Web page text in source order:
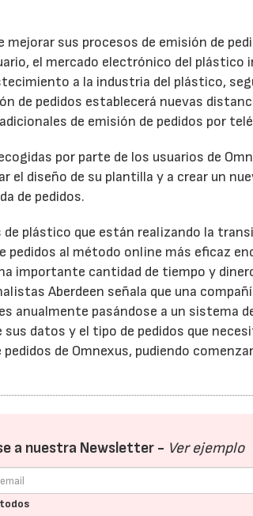
mejorar sus procesos de emisión de
el mercado electrónico del plástico
a la industria del plástico,
de pedidos establecerá nuevas
de emisión de pedidos por
por parte de los usuarios de
el diseño de su plantilla y a crear un
de pedidos.
de plástico que están realizando la
pedidos al método online más eficaz
importante cantidad de tiempo y
Aberdeen señala que una
anualmente pasándose a un sistema
sus datos y el tipo de pedidos que
de Omnexus, pudiendo
a nuestra Newsletter - Ver ejemplo